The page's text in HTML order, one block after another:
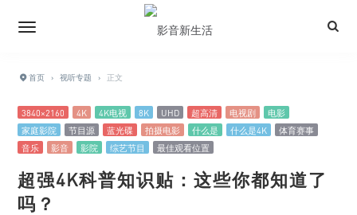
首页 › 视听专题 › 正文
3840×2160 4K 4K电视 8K UHD 超高清 电视剧
电影
家庭影院
节目源 蓝光碟 拍摄电影 什么是 什么是4K
体育赛事
音乐
影音 影院 综艺节目 最佳观看位置
超强4K科普知识贴：这些你都知道了
吗？